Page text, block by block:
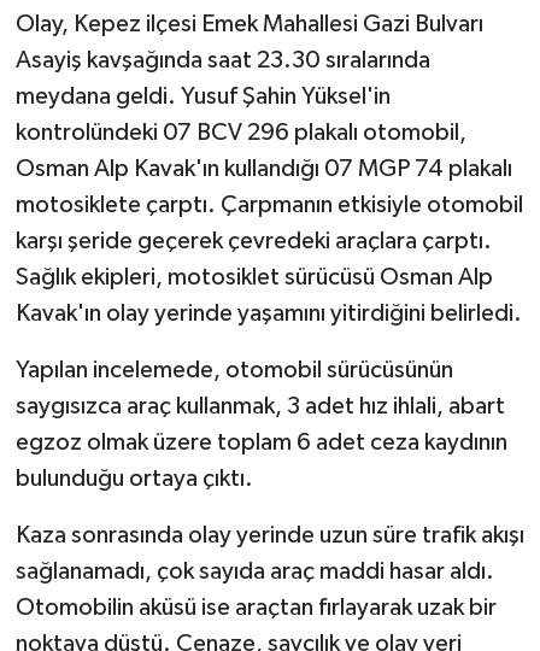
Olay, Kepez ilçesi Emek Mahallesi Gazi Bulvarı
Asayiş kavşağında saat 23.30 sıralarında
meydana geldi. Yusuf Şahin Yüksel'in
kontrolündeki 07 BCV 296 plakalı otomobil,
Osman Alp Kavak'ın kullandığı 07 MGP 74 plakalı
motosiklete çarptı. Çarpmanın etkisiyle otomobil
karşı şeride geçerek çevredeki araçlara çarptı.
Sağlık ekipleri, motosiklet sürücüsü Osman Alp
Kavak'ın olay yerinde yaşamını yitirdiğini belirledi.
Yapılan incelemede, otomobil sürücüsünün
saygısızca araç kullanmak, 3 adet hız ihlali, abart
egzoz olmak üzere toplam 6 adet ceza kaydının
bulunduğu ortaya çıktı.
Kaza sonrasında olay yerinde uzun süre trafik akışı
sağlanamadı, çok sayıda araç maddi hasar aldı.
Otomobilin aküsü ise araçtan fırlayarak uzak bir
noktaya düştü. Cenaze, savcılık ve olay yeri